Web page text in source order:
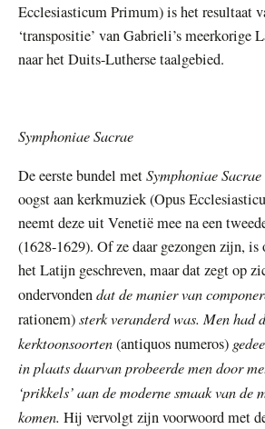
Ecclesiasticum Primum) is het resultaat
‘transpositie’ van Gabrieli’s meerkorige
naar het Duits-Lutherse taalgebied.
Symphoniae Sacrae
De eerste bundel metSymphoniae Sacrae
oogst aan kerkmuziek (Opus
neemt deze uit Venetië mee na een
(1628-1629). Of ze daar gezongen zijn,
het Latijn geschreven, maar dat zegt op
ondervondendat de manier van
rationem)sterk veranderd was. Men had
kerktoonsoorten(antiquos numeros)
in plaats daarvan probeerde men door
‘prikkels’ aan de moderne smaak van de
komen. Hij vervolgt zijn voorwoord met